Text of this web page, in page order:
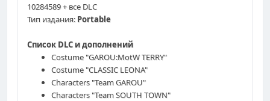
10284589 + все DLC
Тип издания: Portable
Список DLC и дополнений
Costume "GAROU:MotW TERRY"
Costume "CLASSIC LEONA"
Characters "Team GAROU"
Characters "Team SOUTH TOWN"